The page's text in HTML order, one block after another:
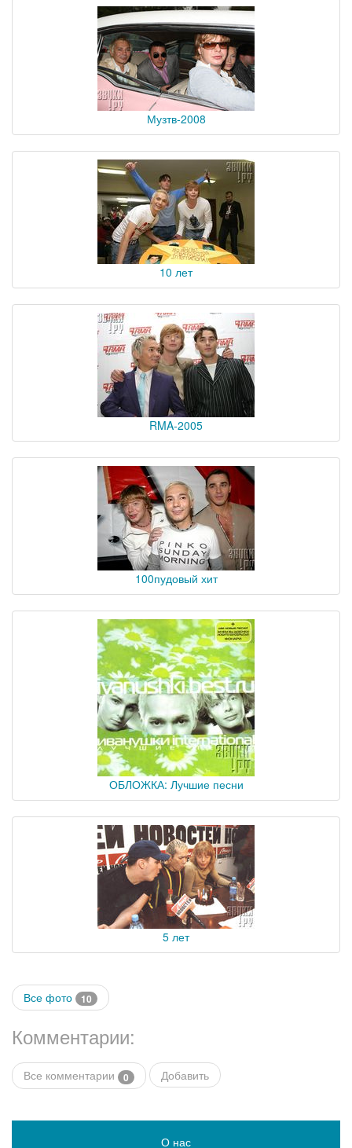
Музтв-2008
10 лет
RMA-2005
100пудовый хит
ОБЛОЖКА: Лучшие песни
5 лет
Все фото 10
Комментарии:
Все комментарии 0 Добавить
О нас